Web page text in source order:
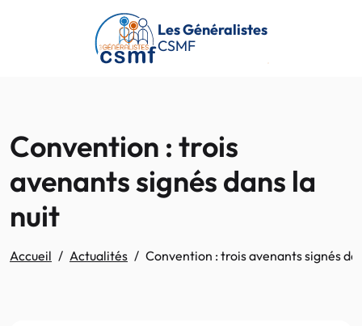
Passer au contenu principal
Les Généralistes
CSMF
Convention : trois
avenants signés dans la
nuit
Accueil Actualités Convention : trois avenants signés